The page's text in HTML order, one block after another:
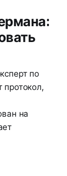
по
протокол,
на